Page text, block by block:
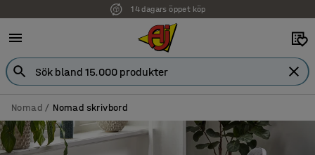
14 dagars öppet köp
Nomad Nomad skrivbord